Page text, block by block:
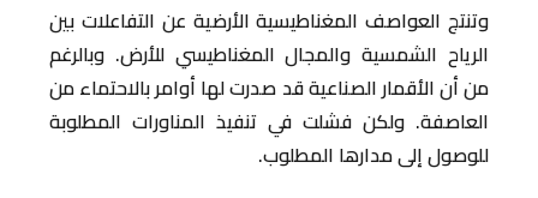
وتنتج العواصف المغناطيسية الأرضية عن التفاعلات بين
الرياح الشمسية والمجال المغناطيسي للأرض. وبالرغم
من أن الأقمار الصناعية قد صدرت لها أوامر بالاحتماء من
العاصفة. ولكن فشلت في تنفيذ المناورات المطلوبة
للوصول إلى مدارها المطلوب.